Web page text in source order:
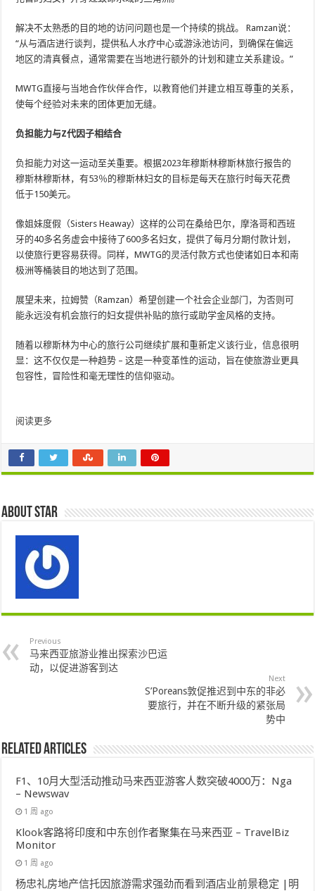
解决不太熟悉的目的地的访问问题也是一个持续的挑战。 Ramzan说：
“从与酒店进行谈判，提供私人水疗中心或游泳池访问，到确保在偏远
地区的清真餐点，通常需要在当地进行额外的计划和建立关系建设。”
MWTG直接与当地合作伙伴合作，以教育他们并建立相互尊重的关系，
使每个经验对未来的团体更加无缝。
负担能力与Z代因子相结合
负担能力对这一运动至关重要。根据2023年穆斯林穆斯林旅行报告的
穆斯林穆斯林，有53％的穆斯林妇女的目标是每天在旅行时每天花费
低于150美元。
像姐妹度假（Sisters Heaway）这样的公司在桑给巴尔，摩洛哥和西班
牙的40多名务虚会中接待了600多名妇女，提供了每月分期付款计划，
以使旅行更容易获得。同样，MWTG的灵活付款方式也使诸如日本和南
极洲等桶装目的地达到了范围。
展望未来，拉姆赞（Ramzan）希望创建一个社会企业部门，为否则可
能永远没有机会旅行的妇女提供补贴的旅行或助学金风格的支持。
随着以穆斯林为中心的旅行公司继续扩展和重新定义该行业，信息很明
显：这不仅仅是一种趋势 – 这是一种变革性的运动，旨在使旅游业更具
包容性，冒险性和毫无理性的信仰驱动。
阅读更多
About star
Previous
马来西亚旅游业推出探索沙巴运
动，以促进游客到达
Next
S’Poreans敦促推迟到中东的非必
要旅行，并在不断升级的紧张局
势中
Related Articles
F1、10月大型活动推动马来西亚游客人数突破4000万：Nga
– Newswav
1 周 ago
Klook客路将印度和中东创作者聚集在马来西亚 – TravelBiz
Monitor
1 周 ago
杨忠礼房地产信托因旅游需求强劲而看到酒店业前景稳定 |明